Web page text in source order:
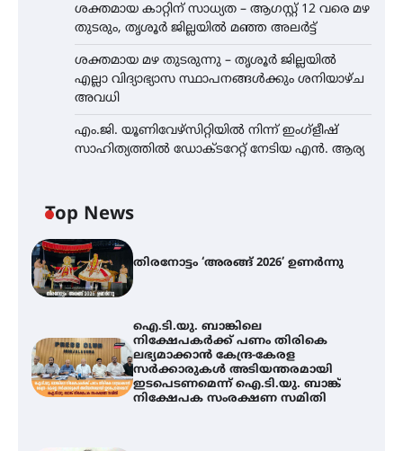
ശക്തമായ കാറ്റിന് സാധ്യത – ആഗസ്റ്റ് 12 വരെ മഴ
തുടരും, തൃശൂർ ജില്ലയിൽ മഞ്ഞ അലർട്ട്
ശക്തമായ മഴ തുടരുന്നു – തൃശൂർ ജില്ലയിൽ
എല്ലാ വിദ്യാഭ്യാസ സ്ഥാപനങ്ങൾക്കും ശനിയാഴ്ച
അവധി
എം.ജി. യൂണിവേഴ്‌സിറ്റിയിൽ നിന്ന് ഇംഗ്ളീഷ്
സാഹിത്യത്തിൽ ഡോക്ടറേറ്റ് നേടിയ എൻ. ആര്യ
Top News
തിരനോട്ടം ‘അരങ്ങ് 2026’ ഉണർന്നു
ഐ.ടി.യു. ബാങ്കിലെ
നിക്ഷേപകർക്ക് പണം തിരികെ
ലഭ്യമാക്കാൻ കേന്ദ്ര-കേരള
സർക്കാരുകൾ അടിയന്തരമായി
ഇടപെടണമെന്ന് ഐ.ടി.യു. ബാങ്ക്
നിക്ഷേപക സംരക്ഷണ സമിതി